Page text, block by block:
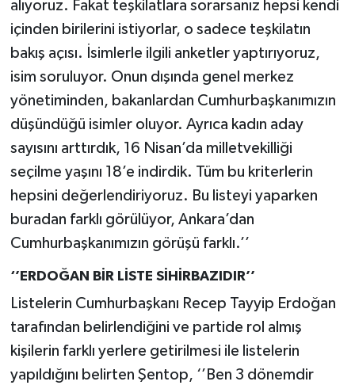
alıyoruz. Fakat teşkilatlara sorarsanız hepsi kendi
içinden birilerini istiyorlar, o sadece teşkilatın
bakış açısı. İsimlerle ilgili anketler yaptırıyoruz,
isim soruluyor. Onun dışında genel merkez
yönetiminden, bakanlardan Cumhurbaşkanımızın
düşündüğü isimler oluyor. Ayrıca kadın aday
sayısını arttırdık, 16 Nisan’da milletvekilliği
seçilme yaşını 18’e indirdik. Tüm bu kriterlerin
hepsini değerlendiriyoruz. Bu listeyi yaparken
buradan farklı görülüyor, Ankara’dan
Cumhurbaşkanımızın görüşü farklı.’’
‘’ERDOĞAN BİR LİSTE SİHİRBAZIDIR’’
Listelerin Cumhurbaşkanı Recep Tayyip Erdoğan
tarafından belirlendiğini ve partide rol almış
kişilerin farklı yerlere getirilmesi ile listelerin
yapıldığını belirten Şentop, ‘’Ben 3 dönemdir